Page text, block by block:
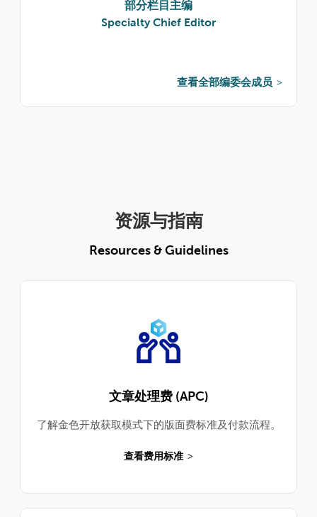
部分栏目主编
Specialty Chief Editor
查看全部编委会成员
资源与指南
Resources & Guidelines
文章处理费 (APC)
了解金色开放获取模式下的版面费标准及付款流程。
查看费用标准